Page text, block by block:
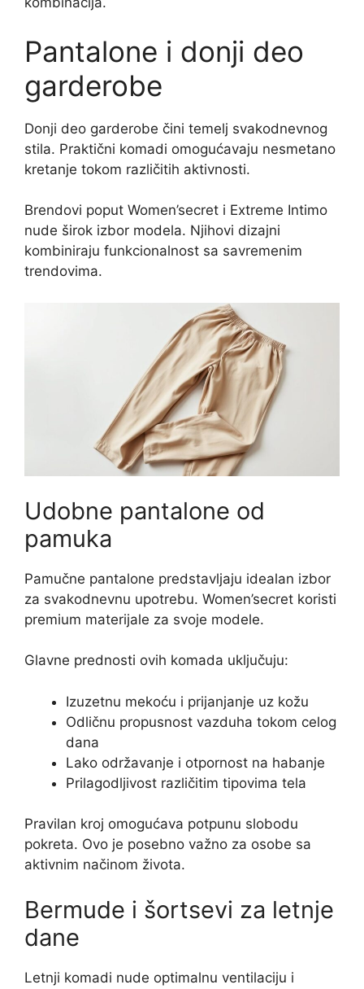
Pantalone i donji deo
garderobe
Donji deo garderobe čini temelj svakodnevnog
stila. Praktični komadi omogućavaju nesmetano
kretanje tokom različitih aktivnosti.
Brendovi poput Women’secret i Extreme Intimo
nude širok izbor modela. Njihovi dizajni
kombiniraju funkcionalnost sa savremenim
trendovima.
Udobne pantalone od
pamuka
Pamučne pantalone predstavljaju idealan izbor
za svakodnevnu upotrebu. Women’secret koristi
premium materijale za svoje modele.
Glavne prednosti ovih komada uključuju:
Izuzetnu mekoću i prijanjanje uz kožu
Odličnu propusnost vazduha tokom celog
dana
Lako održavanje i otpornost na habanje
Prilagodljivost različitim tipovima tela
Pravilan kroj omogućava potpunu slobodu
pokreta. Ovo je posebno važno za osobe sa
aktivnim načinom života.
Bermude i šortsevi za letnje
dane
Letnji komadi nude optimalnu ventilaciju i